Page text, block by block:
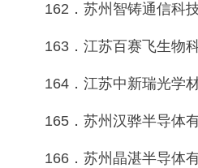
162．苏州智铸通信科
163．江苏百赛飞生物
164．江苏中新瑞光学
165．苏州汉骅半导体
166．苏州晶湛半导体